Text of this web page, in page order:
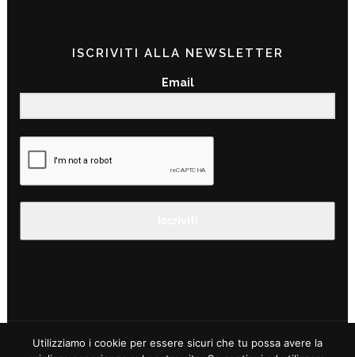
ISCRIVITI ALLA NEWSLETTER
Email
Utilizziamo i cookie per essere sicuri che tu possa avere la